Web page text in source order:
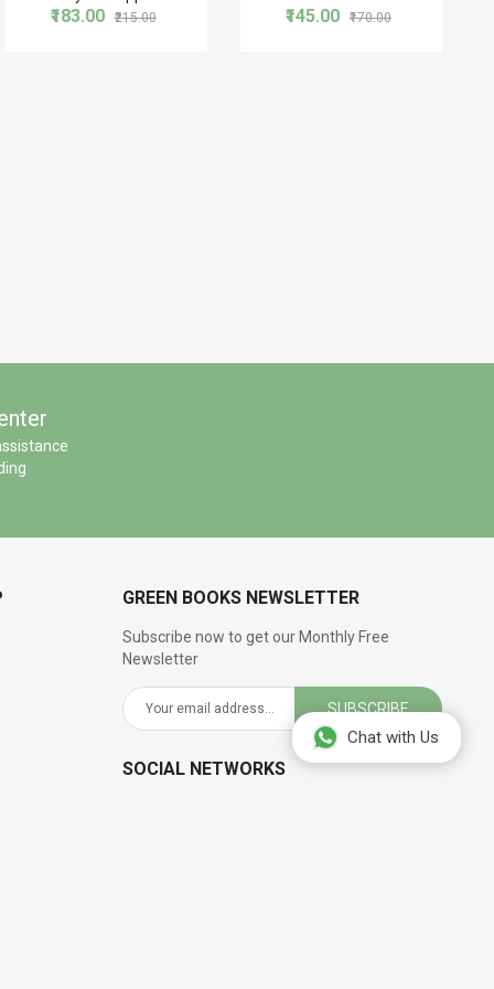
Chat with Us
₹183.00 ₹215.00 ₹145.00 ₹170.00
GREEN BOOKS NEWSLETTER
Subscribe now to get our Monthly Free
Newsletter
SUBSCRIBE
SOCIAL NETWORKS